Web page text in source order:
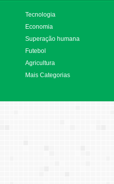
Tecnologia
Economia
Superação humana
Futebol
Agricultura
Mais Categorias